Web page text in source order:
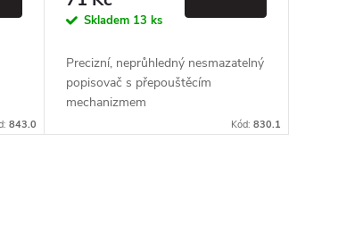
843.0
Skladem 13 ks
Precizní, neprůhledný nesmazatelný
popisovač s přepouštěcím
mechanizmem
Kód: 830.1